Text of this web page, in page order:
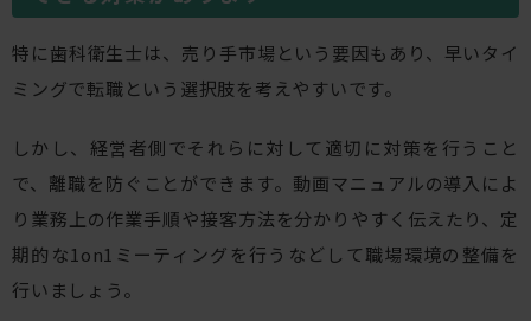
特に歯科衛生士は、売り手市場という要因もあり、早いタイ
ミングで転職という選択肢を考えやすいです。
しかし、経営者側でそれらに対して適切に対策を行うこと
で、離職を防ぐことができます。動画マニュアルの導入によ
り業務上の作業手順や接客方法を分かりやすく伝えたり、定
期的な1on1ミーティングを行うなどして職場環境の整備を
行いましょう。